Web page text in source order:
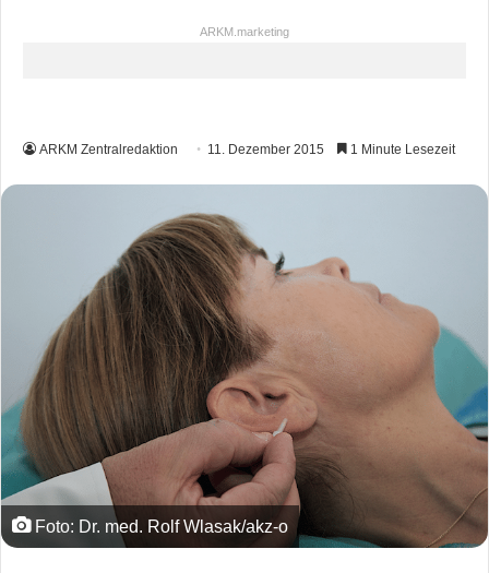
ARKM.marketing
ARKM Zentralredaktion 11. Dezember 2015 1 Minute Lesezeit
Foto: Dr. med. Rolf Wlasak/akz-o